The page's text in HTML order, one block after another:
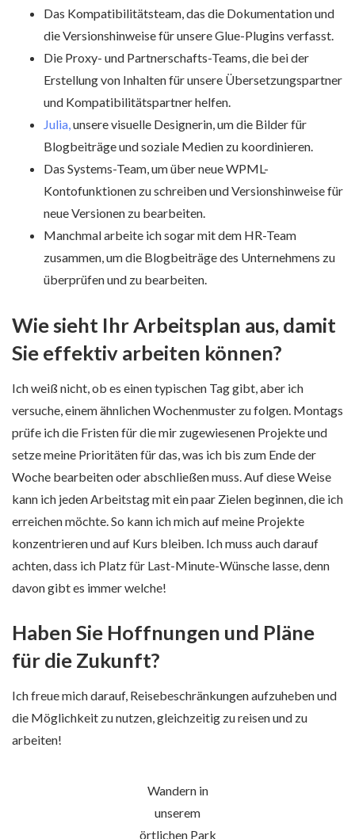
Das Kompatibilitätsteam, das die Dokumentation und
die Versionshinweise für unsere Glue-Plugins verfasst.
Die Proxy- und Partnerschafts-Teams, die bei der
Erstellung von Inhalten für unsere Übersetzungspartner
und Kompatibilitätspartner helfen.
Julia,unsere visuelle Designerin, um die Bilder für
Blogbeiträge und soziale Medien zu koordinieren.
Das Systems-Team, um über neue WPML-
Kontofunktionen zu schreiben und Versionshinweise für
neue Versionen zu bearbeiten.
Manchmal arbeite ich sogar mit dem HR-Team
zusammen, um die Blogbeiträge des Unternehmens zu
überprüfen und zu bearbeiten.
Wie sieht Ihr Arbeitsplan aus, damit
Sie effektiv arbeiten können?
Ich weiß nicht, ob es einen typischen Tag gibt, aber ich
versuche, einem ähnlichen Wochenmuster zu folgen. Montags
prüfe ich die Fristen für die mir zugewiesenen Projekte und
setze meine Prioritäten für das, was ich bis zum Ende der
Woche bearbeiten oder abschließen muss. Auf diese Weise
kann ich jeden Arbeitstag mit ein paar Zielen beginnen, die ich
erreichen möchte. So kann ich mich auf meine Projekte
konzentrieren und auf Kurs bleiben. Ich muss auch darauf
achten, dass ich Platz für Last-Minute-Wünsche lasse, denn
davon gibt es immer welche!
Haben Sie Hoffnungen und Pläne
für die Zukunft?
Ich freue mich darauf, Reisebeschränkungen aufzuheben und
die Möglichkeit zu nutzen, gleichzeitig zu reisen und zu
arbeiten!
Wandern in
unserem
örtlichen Park